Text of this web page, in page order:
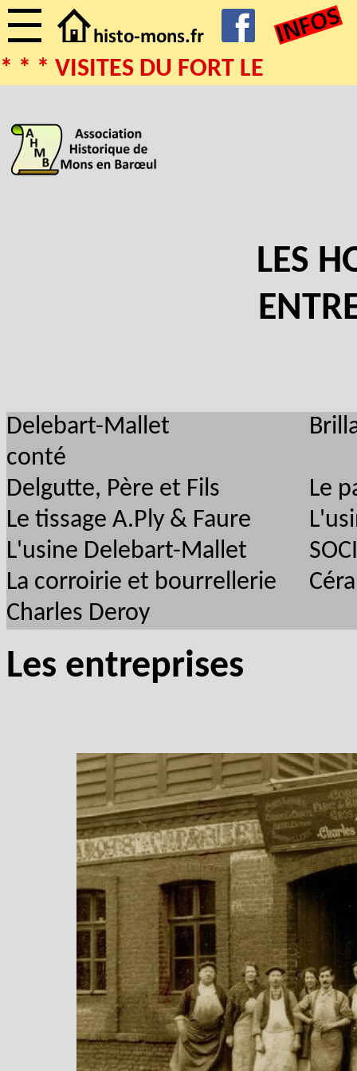
* * * VISITES DU FORT LE 02
LES
Delebart-Mallet
conté
Delgutte, Père et Fils
Le
Le tissage A.Ply & Faure
L'usine Delebart-Mallet
La corroirie et bourrellerie
Charles Deroy
Les entreprises